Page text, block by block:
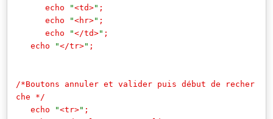
echo
"<td>" ;
echo
"<hr>" ;
echo
"</td>" ;
echo
"</tr>" ;
/*Boutons annuler et valider puis début de recher
che */
echo
"<tr>" ;